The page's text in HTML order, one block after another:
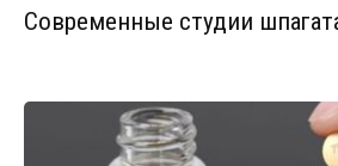
Современные студии